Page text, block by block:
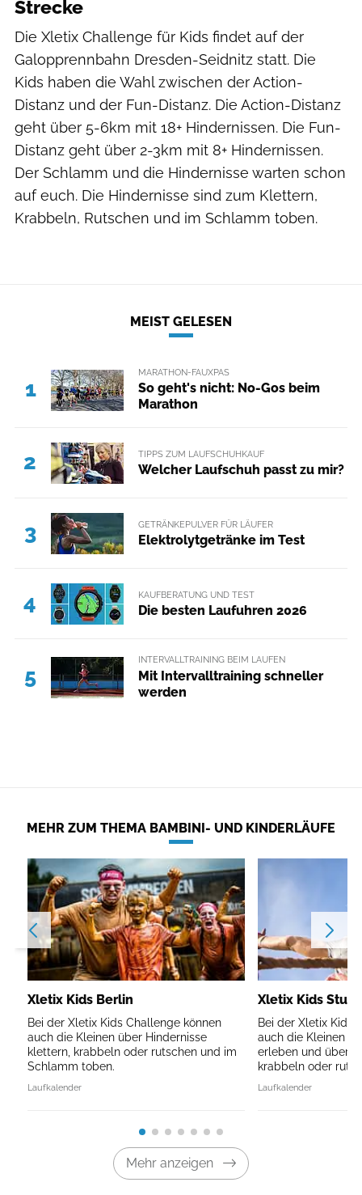
Strecke
Die Xletix Challenge für Kids findet auf der
Galopprennbahn Dresden-Seidnitz statt. Die
Kids haben die Wahl zwischen der Action-
Distanz und der Fun-Distanz. Die Action-Distanz
geht über 5-6km mit 18+ Hindernissen. Die Fun-
Distanz geht über 2-3km mit 8+ Hindernissen.
Der Schlamm und die Hindernisse warten schon
auf euch. Die Hindernisse sind zum Klettern,
Krabbeln, Rutschen und im Schlamm toben.
MEIST GELESEN
1
MARATHON-FAUXPAS
So geht's nicht: No-Gos beim
Marathon
2 TIPPS ZUM LAUFSCHUHKAUF
Welcher Laufschuh passt zu mir?
3 GETRÄNKEPULVER FÜR LÄUFER
Elektrolytgetränke im Test
4 KAUFBERATUNG UND TEST
Die besten Laufuhren 2026
5
INTERVALLTRAINING BEIM LAUFEN
Mit Intervalltraining schneller
werden
MEHR ZUM THEMA BAMBINI- UND KINDERLÄUFE
Xletix Kids Berlin
Bei der Xletix Kids Challenge können
auch die Kleinen über Hindernisse
klettern, krabbeln oder rutschen und im
Schlamm toben.
Laufkalender
Xletix Kids
Bei der Xletix Kids
auch die Kleinen
erleben und über
krabbeln oder
Laufkalender
Mehr anzeigen